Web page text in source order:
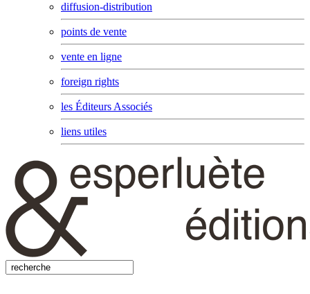
diffusion-distribution
points de vente
vente en ligne
foreign rights
les Éditeurs Associés
liens utiles